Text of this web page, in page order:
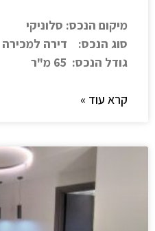
מיקום הנכס: סלוניקי
סוג הנכס: דירה למכירה
גודל הנכס: 65 מ"ר
קרא עוד »